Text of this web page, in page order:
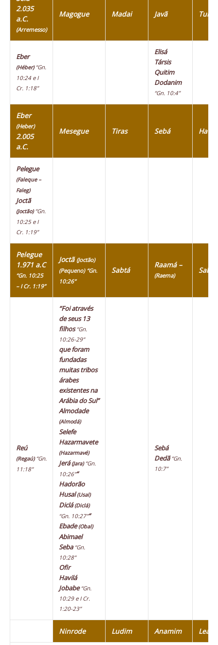
2.035
a.C.
(Arremesso)
Magogue Madai Javã Tubal
Eber
(Héber) “Gn.
10:24 e I
Cr. 1:18”
Elisá
Társis
Quitim
Dodanim
“Gn. 10:4”
Eber
(Heber)
2.005
a.C.
Mesegue Tiras Sebá Havilá
Pelegue
(Faleque –
Faleg)
Joctã
(Joctão) “Gn.
10:25 e I
Cr. 1:19”
Pelegue
1.971 a.C
“Gn. 10:25
– I Cr. 1:19”
Joctã (Joctão)
(Pequeno) “Gn.
10:26”
Sabtá
Raamá –
(Raema)
Reú
(Regaú) “Gn.
11:18”
“Foi através
de seus 13
filhos“Gn.
10:26-29”
que foram
fundadas
muitas tribos
árabes
existentes na
Arábia do Sul”
Almodade
(Almodá)
Selefe
Hazarmavete
(Hazarmavé)
Jerá(Jara) “Gn.
10:26”“
Hadorão
Husal(Usal)
Diclá(Diclá)
“Gn. 10:27”“
Ebade(Obal)
Abimael
Seba “Gn.
10:28”
Ofir
Havilá
Jobabe“Gn.
10:29 e I Cr.
1:20-23”
Sebá
Dedã“Gn.
10:7”
Ninrode Ludim Anamim